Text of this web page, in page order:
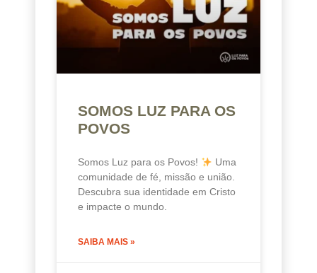
SOMOS LUZ PARA OS
POVOS
Somos Luz para os Povos!
Uma
comunidade de fé, missão e união.
Descubra sua identidade em Cristo
e impacte o mundo.
SAIBA MAIS »